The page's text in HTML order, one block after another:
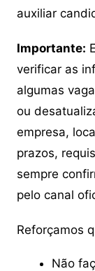
auxiliar
Importante:
verificar as
algumas
ou
empresa,
prazos,
sempre
pelo canal
Reforçamos
Não